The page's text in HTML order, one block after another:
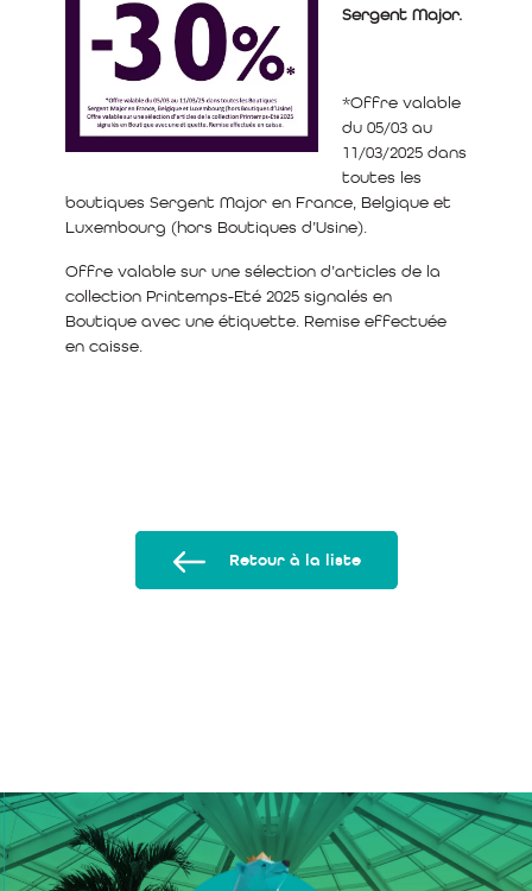
Sergent Major.
*Offre valable
du 05/03 au
11/03/2025 dans
toutes les
boutiques Sergent Major en France, Belgique et
Luxembourg (hors Boutiques d’Usine).
Offre valable sur une sélection d’articles de la
collection Printemps-Eté 2025 signalés en
Boutique avec une étiquette. Remise effectuée
en caisse.
Retour à la liste